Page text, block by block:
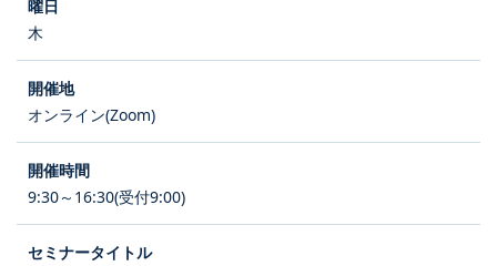
木
オンライン(Zoom)
9:30～16:30(受付9:00)